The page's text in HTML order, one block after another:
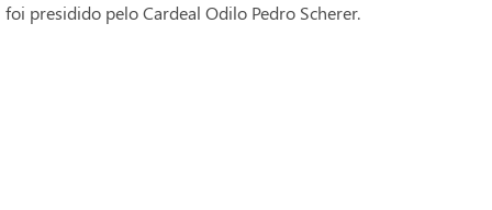
foi presidido pelo Cardeal Odilo Pedro Scherer.